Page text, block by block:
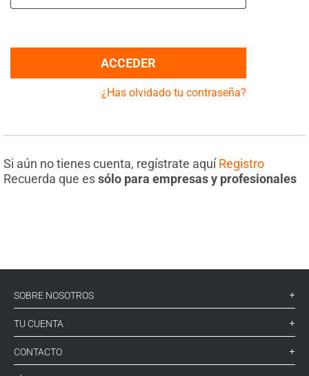
ACCEDER
¿Has olvidado tu contraseña?
Si aún no tienes cuenta, regístrate aquíRegistro
Recuerda que essólo para empresas y profesionales
SOBRE NOSOTROS
TU CUENTA
CONTACTO